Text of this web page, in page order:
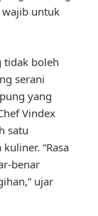
wajib untuk
tidak boleh
serani
yang
Vindex
satu
“Rasa
benar
ujar